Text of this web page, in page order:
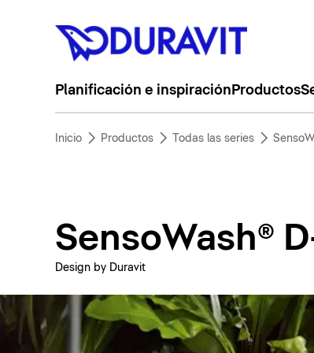
Planificación e inspiración Productos
Inicio Productos Todas las series
SensoWash®
Design by Duravit